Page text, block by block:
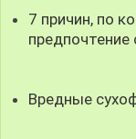
7 причин, по
предпочтение
Вредные